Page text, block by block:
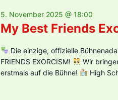
My Best Friends
5. November 2025 @ 18:00
Die einzige, offizielle
FRIENDS EXORCISM!
Wir
erstmals auf die Bühne!
High